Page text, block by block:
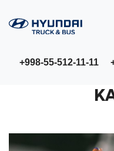
+998-55-512-11-11